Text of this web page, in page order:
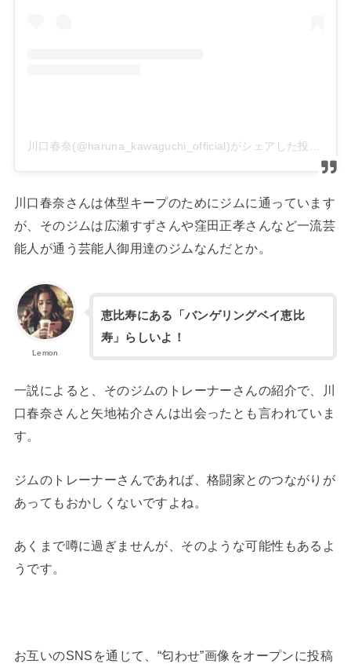
川口春奈さんは体型キープのためにジムに通っています
が、そのジムは広瀬すずさんや窪田正孝さんなど一流芸
能人が通う芸能人御用達のジムなんだとか。
Lemon
恵比寿にある「バンゲリングベイ恵比
寿」らしいよ！
一説によると、そのジムのトレーナーさんの紹介で、川
口春奈さんと矢地祐介さんは出会ったとも言われていま
す。
ジムのトレーナーさんであれば、格闘家とのつながりが
あってもおかしくないですよね。
あくまで噂に過ぎませんが、そのような可能性もあるよ
うです。
お互いのSNSを通じて、“匂わせ”画像をオープンに投稿